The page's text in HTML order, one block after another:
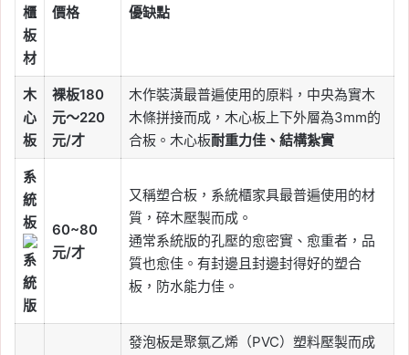
櫃
板
材
價格 優缺點
木
心
板
裸板180
元～220
元/才
木作裝潢最普遍使用的原料，中央為實木
木條拼接而成，木心板上下外層為3mm的
合板。木心板耐重力佳、結構紮實
系
統
板
60~80
元/才
又稱塑合板，系統櫃家具最普遍使用的材
質，碎木壓製而成。
通常系統版的孔壓的愈密實、愈重者，品
質也愈佳。有封邊且封邊封得好的塑合
板，防水能力佳。
發泡板是聚氯乙烯（PVC）塑料壓製而成